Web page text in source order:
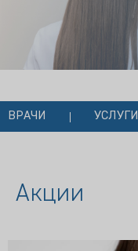
ВРАЧИ УСЛУГИ
Акции